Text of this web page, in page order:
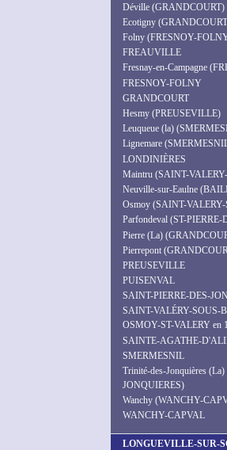
Déville (GRANDCOURT)
Ecotigny
Folny (FRESNOY-
FREAUVILLE
Fresnay-en-Campagne
FRESNOY-FOLNY
GRANDCOURT
Hesmy (PREUSEVILLE)
Leuqueue (la)
Lignemare
LONDINIÈRES
Maintru (SAINT-
Neuville-sur-Eaulne
Osmoy (SAINT-
Parfondeval (ST-
Pierre (La)
Pierrepont
PREUSEVILLE
PUISENVAL
SAINT-PIERRE-DES-
SAINT-VALÉRY-SOUS-
OSMOY-ST-VALERY en
SAINTE-AGATHE-
SMERMESNIL
Trinité-des-Jonquières
JONQUIERES)
Wanchy (WANCHY-
WANCHY-CAPVAL
LONGUEVILLE-SUR-